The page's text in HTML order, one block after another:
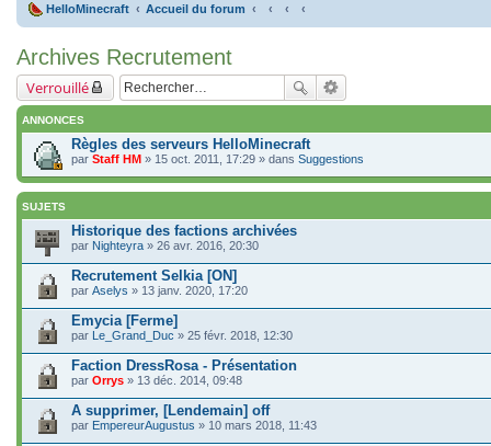
HelloMinecraft Accueil du forum
Archives Recrutement
Verrouillé
ANNONCES
Règles des serveurs HelloMinecraft
par Staff HM » 15 oct. 2011, 17:29 » dans Suggestions
SUJETS
Historique des factions archivées
par Nighteyra » 26 avr. 2016, 20:30
Recrutement Selkia [ON]
par Aselys » 13 janv. 2020, 17:20
Emycia [Ferme]
par Le_Grand_Duc » 25 févr. 2018, 12:30
Faction DressRosa - Présentation
par Orrys » 13 déc. 2014, 09:48
A supprimer, [Lendemain] off
par EmpereurAugustus » 10 mars 2018, 11:43